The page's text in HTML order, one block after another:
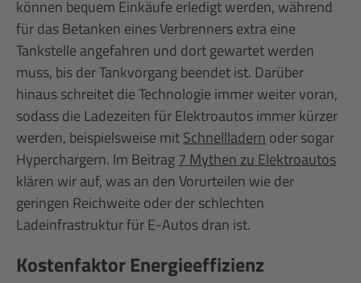
können bequem Einkäufe erledigt werden, während
für das Betanken eines Verbrenners extra eine
Tankstelle angefahren und dort gewartet werden
muss, bis der Tankvorgang beendet ist. Darüber
hinaus schreitet die Technologie immer weiter voran,
sodass die Ladezeiten für Elektroautos immer kürzer
werden, beispielsweise mitSchnellladern oder sogar
Hyperchargern. Im Beitrag7 Mythen zu Elektroautos
klären wir auf, was an den Vorurteilen wie der
geringen Reichweite oder der schlechten
Ladeinfrastruktur für E-Autos dran ist.
Kostenfaktor Energieeffizienz